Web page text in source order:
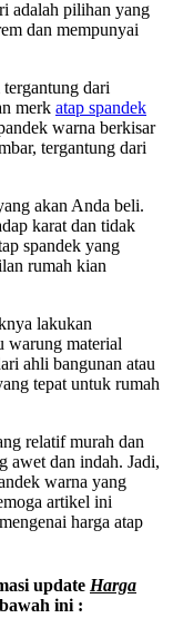
adalah pilihan yang
dan mempunyai
dari
merk atap spandek
warna berkisar
tergantung dari
akan Anda beli.
karat dan tidak
spandek yang
rumah kian
lakukan
warung material
ahli bangunan atau
tepat untuk rumah
relatif murah dan
awet dan indah. Jadi,
warna yang
artikel ini
harga atap
update Harga
ini :